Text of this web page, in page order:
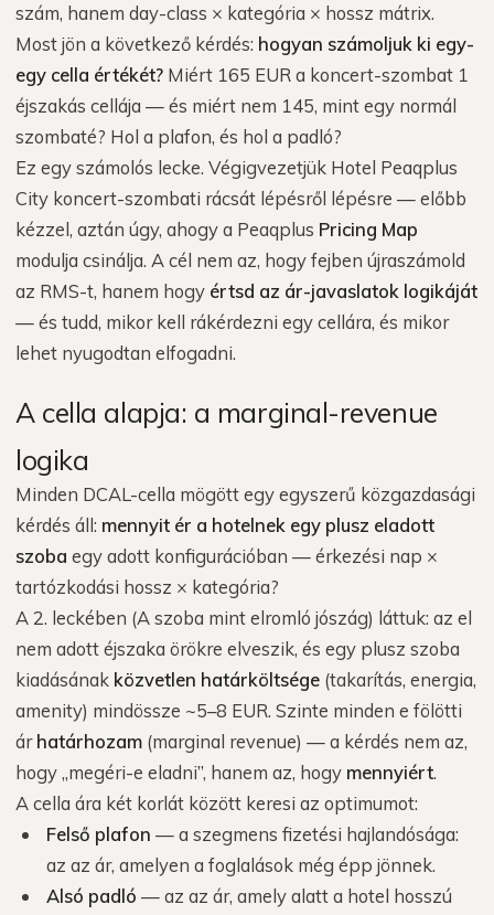
szám, hanem day-class × kategória × hossz mátrix.
Most jön a következő kérdés: hogyan számoljuk ki egy-
egy cella értékét? Miért 165 EUR a koncert-szombat 1
éjszakás cellája — és miért nem 145, mint egy normál
szombaté? Hol a plafon, és hol a padló?
Ez egy számolós lecke. Végigvezetjük Hotel Peaqplus
City koncert-szombati rácsát lépésről lépésre — előbb
kézzel, aztán úgy, ahogy a Peaqplus Pricing Map
modulja csinálja. A cél nem az, hogy fejben újraszámold
az RMS-t, hanem hogy értsd az ár-javaslatok logikáját
— és tudd, mikor kell rákérdezni egy cellára, és mikor
lehet nyugodtan elfogadni.
A cella alapja: a marginal-revenue
logika
Minden DCAL-cella mögött egy egyszerű közgazdasági
kérdés áll: mennyit ér a hotelnek egy plusz eladott
szoba egy adott konfigurációban — érkezési nap ×
tartózkodási hossz × kategória?
A 2. leckében (A szoba mint elromló jószág) láttuk: az el
nem adott éjszaka örökre elveszik, és egy plusz szoba
kiadásának közvetlen határköltsége (takarítás, energia,
amenity) mindössze ~5–8 EUR. Szinte minden e fölötti
árhatárhozam (marginal revenue) — a kérdés nem az,
hogy „megéri-e eladni”, hanem az, hogy mennyiért.
A cella ára két korlát között keresi az optimumot:
Felső plafon — a szegmens fizetési hajlandósága:
az az ár, amelyen a foglalások még épp jönnek.
Alsó padló — az az ár, amely alatt a hotel hosszú